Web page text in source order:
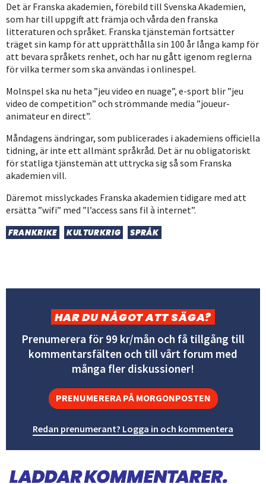
Det är Franska akademien, förebild till Svenska Akademien,
som har till uppgift att främja och vårda den franska
litteraturen och språket. Franska tjänstemän fortsätter
träget sin kamp för att upprätthålla sin 100 år långa kamp för
att bevara språkets renhet, och har nu gått igenom reglerna
för vilka termer som ska användas i onlinespel.
Molnspel ska nu heta ”jeu video en nuage”, e-sport blir ”jeu
video de competition” och strömmande media ”joueur-
animateur en direct”.
Måndagens ändringar, som publicerades i akademiens officiella
tidning, är inte ett allmänt språkråd. Det är nu obligatoriskt
för statliga tjänstemän att uttrycka sig så som Franska
akademien vill.
Däremot misslyckades Franska akademien tidigare med att
ersätta ”wifi” med ”l’access sans fil à internet”.
FRANKRIKE KULTURKRIG SPRÅK
HAR DU NÅGOT ATT SÄGA?
Prenumerera för 99 kr/mån och få tillgång till
kommentarsfälten och till vårt forum med
många fler diskussioner!
PRENUMERERA PÅ MORGONPOSTEN
Redan prenumerant? Logga in och kommentera